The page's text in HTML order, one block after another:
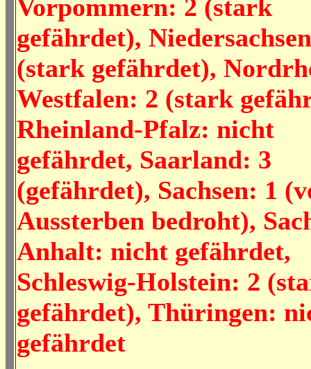
Vorpommern: 2 (stark
gefährdet),
(stark gefährdet),
Westfalen: 2 (stark
Rheinland-Pfalz: nicht
gefährdet, Saarland: 3
(gefährdet), Sachsen: 1
Aussterben bedroht),
Anhalt: nicht gefährdet,
Schleswig-Holstein: 2
gefährdet), Thüringen:
gefährdet